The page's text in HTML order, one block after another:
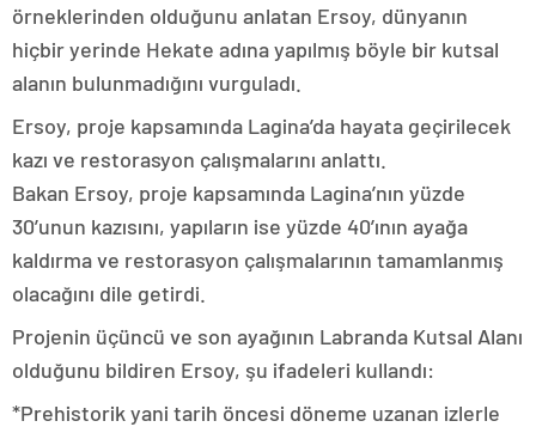
örneklerinden olduğunu anlatan Ersoy, dünyanın
hiçbir yerinde Hekate adına yapılmış böyle bir kutsal
alanın bulunmadığını vurguladı.
Ersoy, proje kapsamında Lagina’da hayata geçirilecek
kazı ve restorasyon çalışmalarını anlattı.
Bakan Ersoy, proje kapsamında Lagina’nın yüzde
30’unun kazısını, yapıların ise yüzde 40’ının ayağa
kaldırma ve restorasyon çalışmalarının tamamlanmış
olacağını dile getirdi.
Projenin üçüncü ve son ayağının Labranda Kutsal Alanı
olduğunu bildiren Ersoy, şu ifadeleri kullandı:
*Prehistorik yani tarih öncesi döneme uzanan izlerle